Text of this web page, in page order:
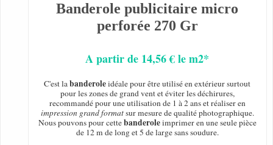
Banderole publicitaire micro
perforée 270 Gr
A partir de 14,56 € le m2*
C'est labanderoleidéale pour être utilisé en extérieur surtout
pour les zones de grand vent et éviter les déchirures,
recommandé pour une utilisation de 1 à 2 ans et réaliser en
impression grand formatsur mesure de qualité photographique.
Nous pouvons pour cettebanderoleimprimer en une seule pièce
de 12 m de long et 5 de large sans soudure.